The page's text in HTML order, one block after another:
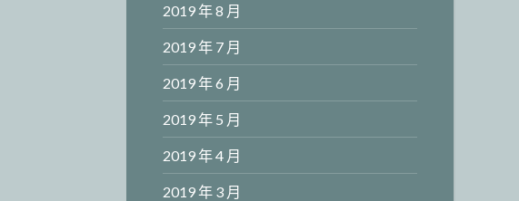
2019 年 8 月
2019 年 7 月
2019 年 6 月
2019 年 5 月
2019 年 4 月
2019 年 3 月